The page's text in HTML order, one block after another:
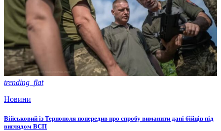
trending_flat
Новини
Військовий із Тернополя попередив про спробу виманити дані бійців під
виглядом ВСП